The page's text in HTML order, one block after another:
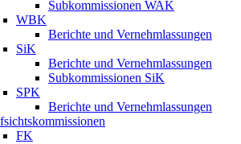
Subkommissionen WAK
WBK
Berichte und Vernehmlassungen
SiK
Berichte und Vernehmlassungen
Subkommissionen SiK
SPK
Berichte und Vernehmlassungen
FK